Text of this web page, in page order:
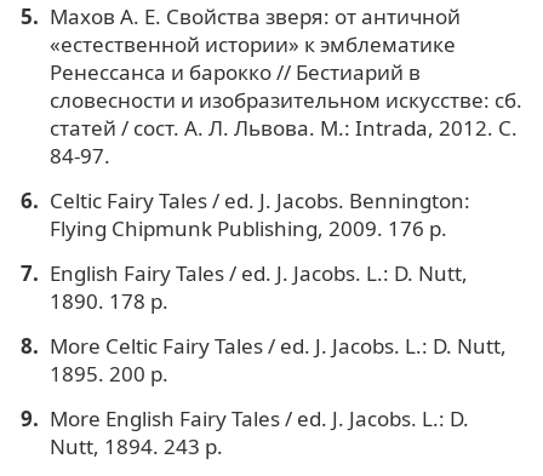
Махов А. Е. Свойства зверя: от античной
«естественной истории» к эмблематике
Ренессанса и барокко // Бестиарий в
словесности и изобразительном искусстве: сб.
статей / сост. А. Л. Львова. М.: Intrada, 2012. С.
84-97.
Celtic Fairy Tales / ed. J. Jacobs. Bennington:
Flying Chipmunk Publishing, 2009. 176 p.
English Fairy Tales / ed. J. Jacobs. L.: D. Nutt,
1890. 178 p.
More Celtic Fairy Tales / ed. J. Jacobs. L.: D. Nutt,
1895. 200 р.
More English Fairy Tales / ed. J. Jacobs. L.: D.
Nutt, 1894. 243 p.